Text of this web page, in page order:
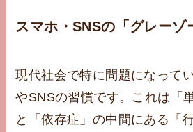
スマホ・SNSの「グレーゾ
現代社会で特に問題になって
やSNSの習慣です。これは「
と「依存症」の中間にある「